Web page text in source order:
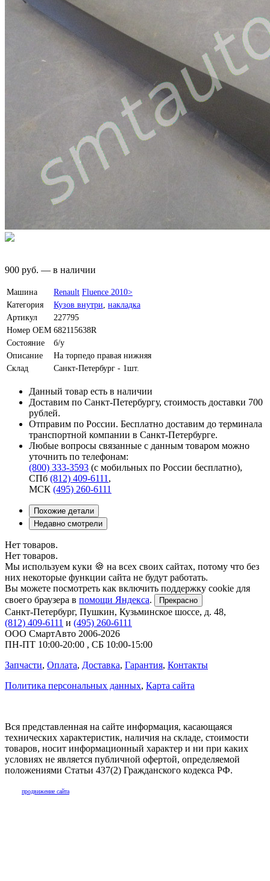
900 руб. — в наличии
Машина Renault Fluence 2010>
Категория
Кузов внутри накладка
Артикул
227795
Номер OEM 682115638R
Состояние
б/у
Описание
На торпедо правая нижняя
Склад
Санкт-Петербург - 1шт.
Данный товар есть в наличии
Доставим по Санкт-Петербургу, стоимость доставки 700
рублей.
Отправим по России. Бесплатно доставим до терминала
транспортной компании в Санкт-Петербурге.
Любые вопросы связанные с данным товаром можно
уточнить по телефонам:
(800) 333-3593 (с мобильных по России бесплатно),
СПб (812) 409-6111 ,
МСК (495) 260-6111
Похожие детали
Недавно смотрели
Нет товаров.
Нет товаров.
Мы используем куки 🍪 на всех своих сайтах, потому что без
них некоторые функции сайта не будут работать.
Вы можете посмотреть как включить поддержку cookie для
своего браузера в помощи Яндекса. Прекрасно
Санкт-Петербург, Пушкин, Кузьминское шоссе, д. 48,
(812) 409-6111 и (495) 260-6111
ООО СмартАвто 2006-2026
ПН-ПТ 10:00-20:00 , СБ 10:00-15:00
Запчасти, Оплата, Доставка, Гарантия, Контакты
Политика персональных данных, Карта сайта
Вся представленная на сайте информация, касающаяся
технических характеристик, наличия на складе, стоимости
товаров, носит информационный характер и ни при каких
условиях не является публичной офертой, определяемой
положениями Статьи 437(2) Гражданского кодекса РФ.
продвижение сайта